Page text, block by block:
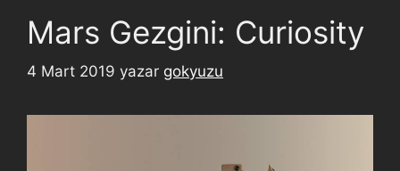
Mars Gezgini: Curiosity
4 Mart 2019 yazar gokyuzu